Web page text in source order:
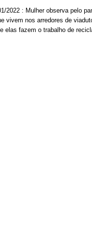
2022 : Mulher observa pelo
vivem nos arredores de
elas fazem o trabalho de